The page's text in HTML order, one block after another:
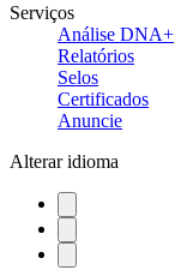
Serviços
Análise DNA+
Relatórios
Selos
Certificados
Anuncie
Alterar idioma